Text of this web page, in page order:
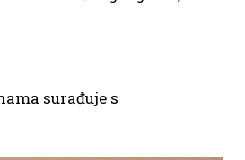
surađuje s